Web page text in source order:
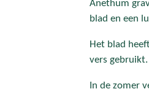
Anethum
blad en een
Het blad
vers gebruikt.
In de zomer